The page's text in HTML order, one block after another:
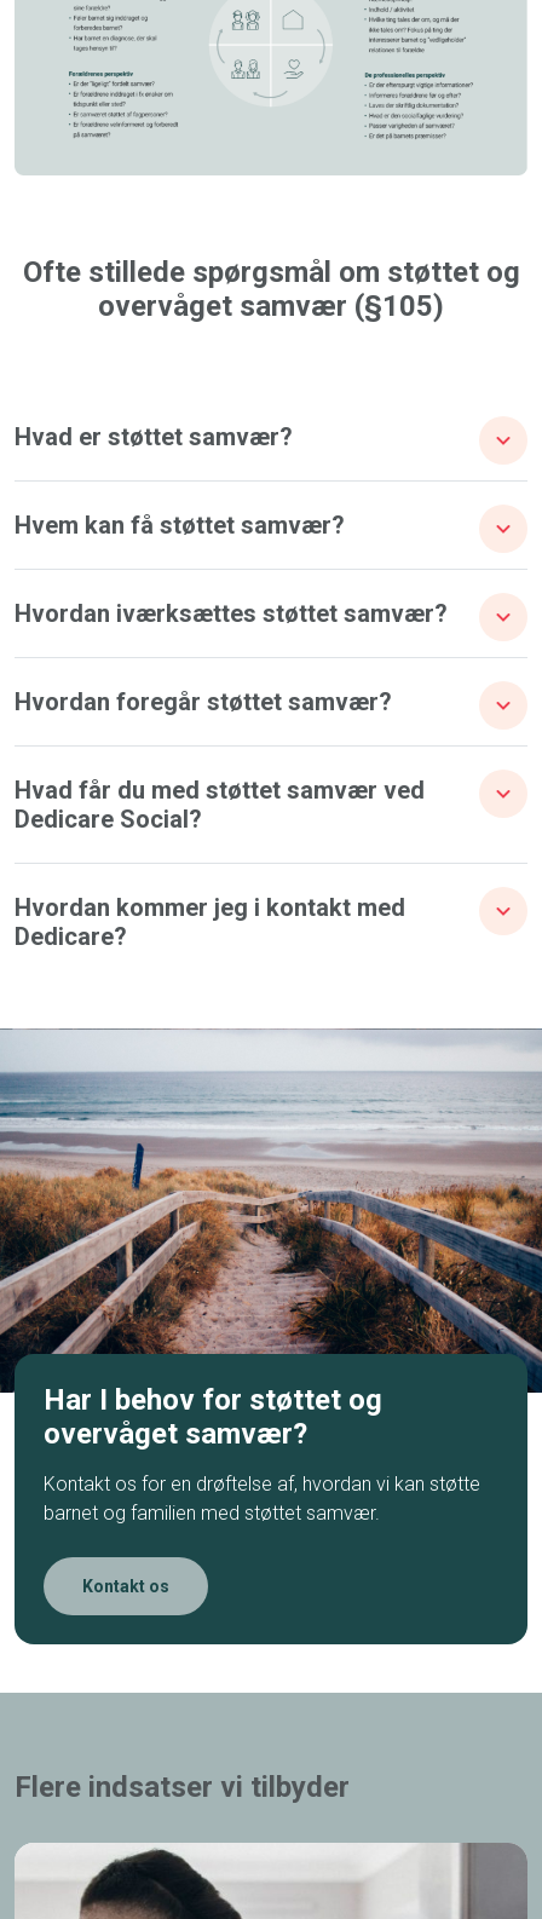
Ofte stillede spørgsmål om støttet og
overvåget samvær (§105)
Hvad er støttet samvær?
Hvem kan få støttet samvær?
Hvordan iværksættes støttet samvær?
Hvordan foregår støttet samvær?
Hvad får du med støttet samvær ved
Dedicare Social?
Hvordan kommer jeg i kontakt med
Dedicare?
Har I behov for støttet og
overvåget samvær?
Kontakt os for en drøftelse af, hvordan vi kan støtte
barnet og familien med støttet samvær.
Kontakt os
Flere indsatser vi tilbyder